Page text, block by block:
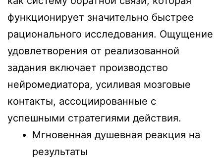
функционирует значительно быстрее
рационального исследования. Ощущение
удовлетворения от реализованной
задания включает производство
нейромедиатора, усиливая мозговые
контакты, ассоциированные с
успешными стратегиями действия.
Мгновенная душевная реакция на
результаты